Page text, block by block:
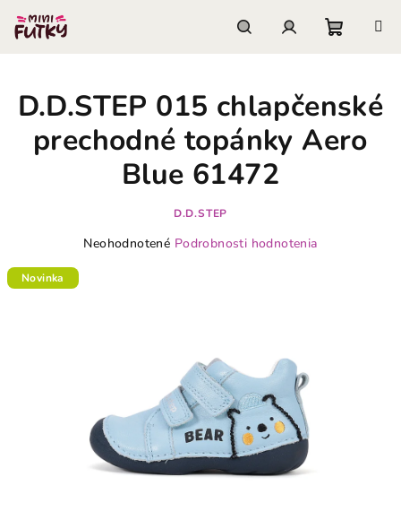
obsah
košík
D.D.STEP 015 chlapčenské
prechodné topánky Aero
Blue 61472
D.D.STEP
Priemerné
Neohodnotené Podrobnosti hodnotenia
Novinka